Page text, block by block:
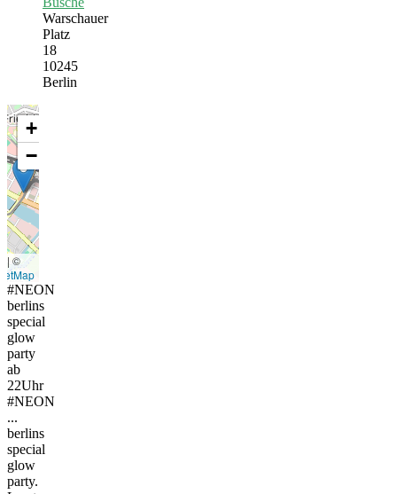
Warschauer
Platz
18
10245
Berlin
+
−
| ©
#NEON
berlins
special
glow
party
ab
22Uhr
#NEON
...
berlins
special
glow
party.